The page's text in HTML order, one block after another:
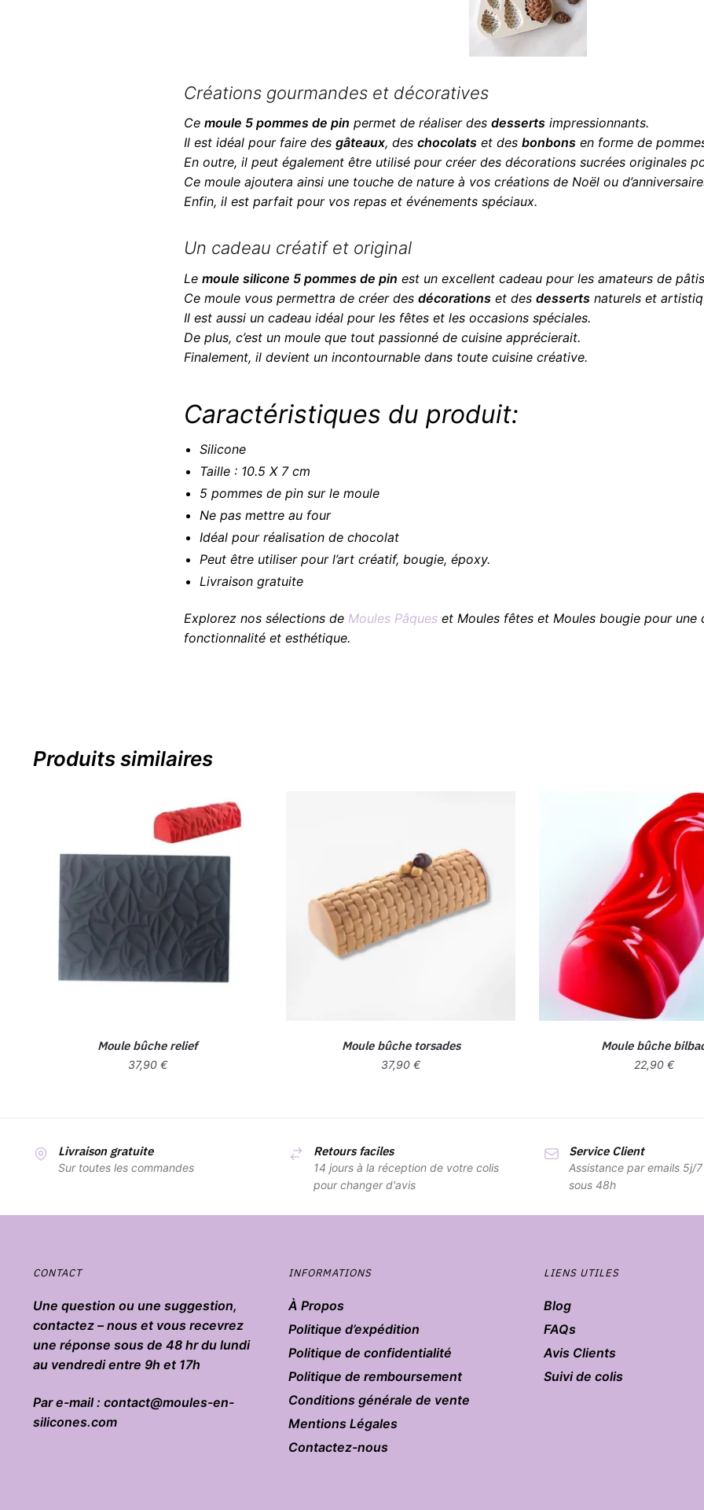
Créations gourmandes et décoratives
Ce moule 5 pommes de pin permet de réaliser des dessertsimpressionnants.
Il est idéal pour faire des gâteaux, des chocolatset des bonbonsen forme de
En outre, il peut également être utilisé pour créer des décorations sucrées originales
Ce moule ajoutera ainsi une touche de nature à vos créations de Noël ou
Enfin, il est parfait pour vos repas et événements spéciaux.
Un cadeau créatif et original
Le moule silicone 5 pommes de pin est un excellent cadeau pour les amateurs de
Ce moule vous permettra de créer des décorationset des dessertsnaturels et
Il est aussi un cadeau idéal pour les fêtes et les occasions spéciales.
De plus, c’est un moule que tout passionné de cuisine apprécierait.
Finalement, il devient un incontournable dans toute cuisine créative.
Caractéristiques du produit:
Silicone
Taille : 10.5 X 7 cm
5 pommes de pin sur le moule
Ne pas mettre au four
Idéal pour réalisation de chocolat
Peut être utiliser pour l’art créatif, bougie, époxy.
Livraison gratuite
Explorez nos sélections de Moules Pâqueset Moules fêtes et Moules bougie pour une
fonctionnalité et esthétique.
Produits similaires
Moule bûche relief
37,90 €
Moule bûche torsades
37,90€
Moule bûche
22,90 €
Livraison gratuite
Sur toutes les commandes
Retours faciles
14 jours à la réception de votre colis
pour changer d'avis
Service Client
Assistance par emails 5j/
sous 48h
CONTACT
Une question ou une suggestion,
contactez – nous et vous recevrez
une réponse sous de 48 hr du lundi
au vendredi entre 9h et 17h
Par e-mail : contact@moules-en-
silicones.com
INFORMATIONS
À Propos
Politique d’expédition
Politique de confidentialité
Politique de remboursement
Conditions générale de vente
Mentions Légales
Contactez-nous
LIENS UTILES
Blog
FAQs
Avis Clients
Suivi de colis